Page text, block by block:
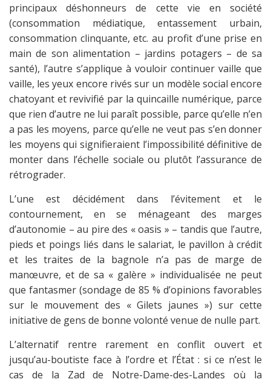
principaux déshonneurs de cette vie en société
(consommation médiatique, entassement urbain,
consommation clinquante, etc. au profit d’une prise en
main de son alimentation – jardins potagers – de sa
santé), l’autre s’applique à vouloir continuer vaille que
vaille, les yeux encore rivés sur un modèle social encore
chatoyant et revivifié par la quincaille numérique, parce
que rien d’autre ne lui paraît possible, parce qu’elle n’en
a pas les moyens, parce qu’elle ne veut pas s’en donner
les moyens qui signifieraient l’impossibilité définitive de
monter dans l’échelle sociale ou plutôt l’assurance de
rétrograder.
L’une est décidément dans l’évitement et le
contournement, en se ménageant des marges
d’autonomie – au pire des « oasis » – tandis que l’autre,
pieds et poings liés dans le salariat, le pavillon à crédit
et les traites de la bagnole n’a pas de marge de
manœuvre, et de sa « galère » individualisée ne peut
que fantasmer (sondage de 85 % d’opinions favorables
sur le mouvement des « Gilets jaunes ») sur cette
initiative de gens de bonne volonté venue de nulle part.
L’alternatif rentre rarement en conflit ouvert et
jusqu’au-boutiste face à l’ordre et l’État : si ce n’est le
cas de la Zad de Notre-Dame-des-Landes où la